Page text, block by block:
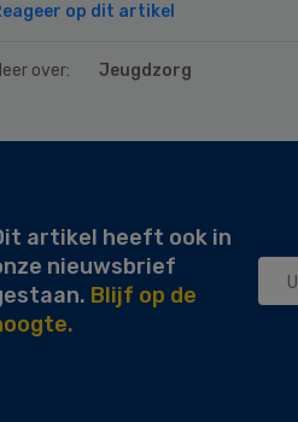
op dit artikel
over: Jeugdzorg
artikel heeft ook in
nieuwsbrief
Blijf op de